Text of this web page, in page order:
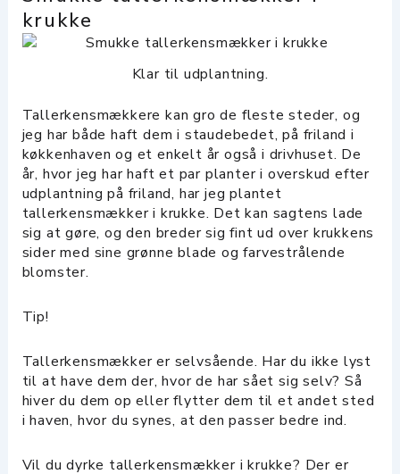
krukke
Klar til udplantning.
Tallerkensmækkere kan gro de fleste steder, og
jeg har både haft dem i staudebedet, på friland i
køkkenhaven og et enkelt år også i drivhuset. De
år, hvor jeg har haft et par planter i overskud efter
udplantning på friland, har jeg plantet
tallerkensmækker i krukke. Det kan sagtens lade
sig at gøre, og den breder sig fint ud over krukkens
sider med sine grønne blade og farvestrålende
blomster.
Tip!
Tallerkensmækker er selvsående. Har du ikke lyst
til at have dem der, hvor de har sået sig selv? Så
hiver du dem op eller flytter dem til et andet sted
i haven, hvor du synes, at den passer bedre ind.
Vil du dyrke tallerkensmækker i krukke? Der er